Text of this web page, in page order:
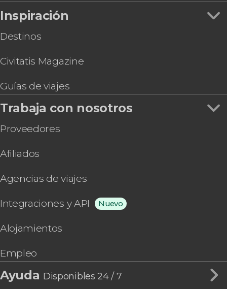
Inspiración
Destinos
Civitatis Magazine
Guías de viajes
Trabaja con nosotros
Proveedores
Afiliados
Agencias de viajes
Integraciones y API Nuevo
Alojamientos
Empleo
Ayuda Disponibles 24 / 7